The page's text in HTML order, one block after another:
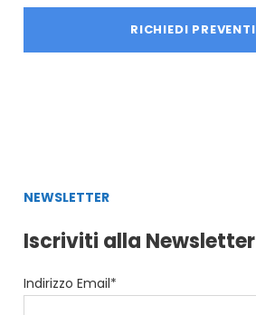
NEWSLETTER
Iscriviti alla Newsletter
Indirizzo Email*